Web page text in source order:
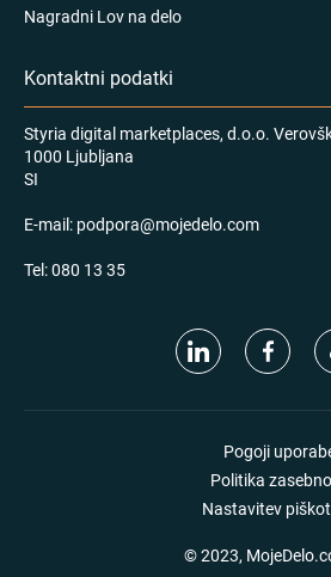
Nagradni Lov na delo
Kontaktni podatki
Styria digital marketplaces, d.o.o.
1000 Ljubljana
SI
E-mail: podpora@mojedelo.com
Tel:080 13 35
Pogoji
Politika
Nastavitev
© 2023,